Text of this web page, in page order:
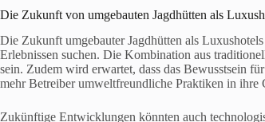
Die Zukunft von umgebauten Jagdhütten als
Die Zukunft umgebauter Jagdhütten als
Erlebnissen suchen. Die Kombination aus
sein. Zudem wird erwartet, dass das Bewusstsein
mehr Betreiber umweltfreundliche Praktiken in ihre
Zukünftige Entwicklungen könnten auch